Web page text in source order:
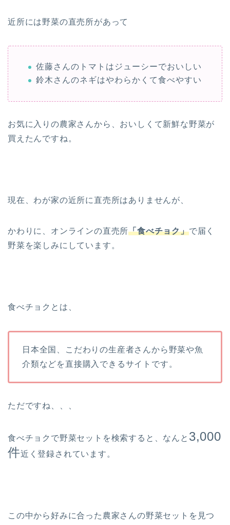
近所には野菜の直売所があって
佐藤さんのトマトはジューシーでおいしい
鈴木さんのネギはやわらかくて食べやすい
お気に入りの農家さんから、おいしくて新鮮な野菜が
買えたんですね。
現在、わが家の近所に直売所はありませんが、
かわりに、オンラインの直売所「食べチョク」で届く
野菜を楽しみにしています。
食べチョクとは、
日本全国、こだわりの生産者さんから野菜や魚
介類などを直接購入できるサイトです。
ただですね、、、
食べチョクで野菜セットを検索すると、なんと 3,000
件近く登録されています。
この中から好みに合った農家さんの野菜セットを見つ